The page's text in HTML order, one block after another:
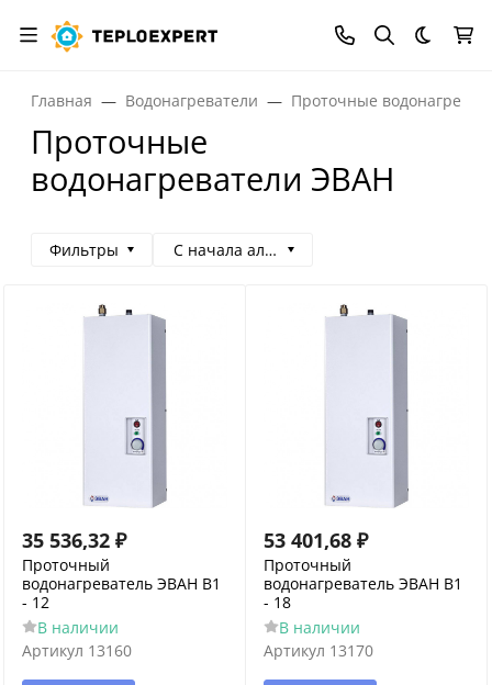
Темная
Главная Водонагреватели Проточные
Проточные
водонагреватели ЭВАН
Фильтры С начала алфавита
35 536,32 ₽
Проточный
водонагреватель ЭВАН В1
- 12
В наличии
Артикул 13160
53 401,68 ₽
Проточный
водонагреватель ЭВАН В1
- 18
В наличии
Артикул 13170